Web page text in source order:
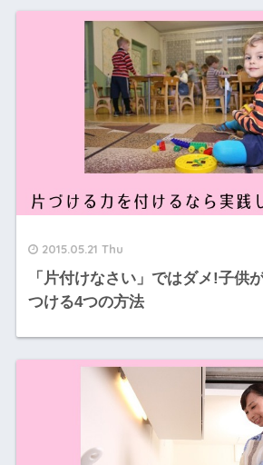
2015.05.21 Thu
「片付けなさい」ではダメ!子供
つける4つの方法